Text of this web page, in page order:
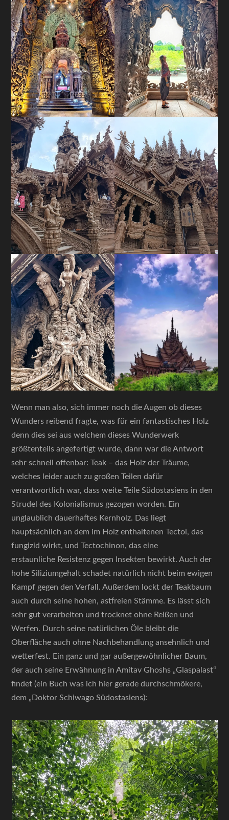
Wenn man also, sich immer noch die Augen ob dieses
Wunders reibend fragte, was für ein fantastisches Holz
denn dies sei aus welchem dieses Wunderwerk
größtenteils angefertigt wurde, dann war die Antwort
sehr schnell offenbar: Teak – das Holz der Träume,
welches leider auch zu großen Teilen dafür
verantwortlich war, dass weite Teile Südostasiens in den
Strudel des Kolonialismus gezogen worden. Ein
unglaublich dauerhaftes Kernholz. Das liegt
hauptsächlich an dem im Holz enthaltenen Tectol, das
fungizid wirkt, und Tectochinon, das eine
erstaunliche Resistenz gegen Insekten bewirkt. Auch der
hohe Siliziumgehalt schadet natürlich nicht beim ewigen
Kampf gegen den Verfall. Außerdem lockt der Teakbaum
auch durch seine hohen, astfreien Stämme. Es lässt sich
sehr gut verarbeiten und trocknet ohne Reißen und
Werfen. Durch seine natürlichen Öle bleibt die
Oberfläche auch ohne Nachbehandlung ansehnlich und
wetterfest. Ein ganz und gar außergewöhnlicher Baum,
der auch seine Erwähnung in Amitav Ghoshs „Glaspalast“
findet (ein Buch was ich hier gerade durchschmökere,
dem „Doktor Schiwago Südostasiens):